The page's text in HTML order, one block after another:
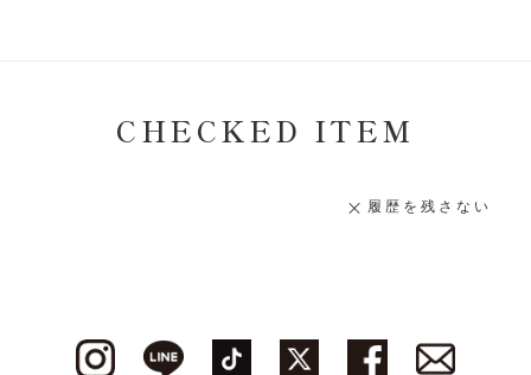
CHECKED ITEM
履歴を残さない